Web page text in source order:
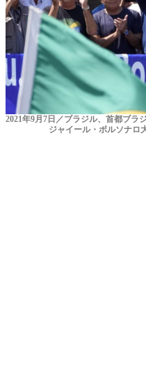
2021年9月7日／ブラジル、首都ブラ
ジャイール・ボルソナロ